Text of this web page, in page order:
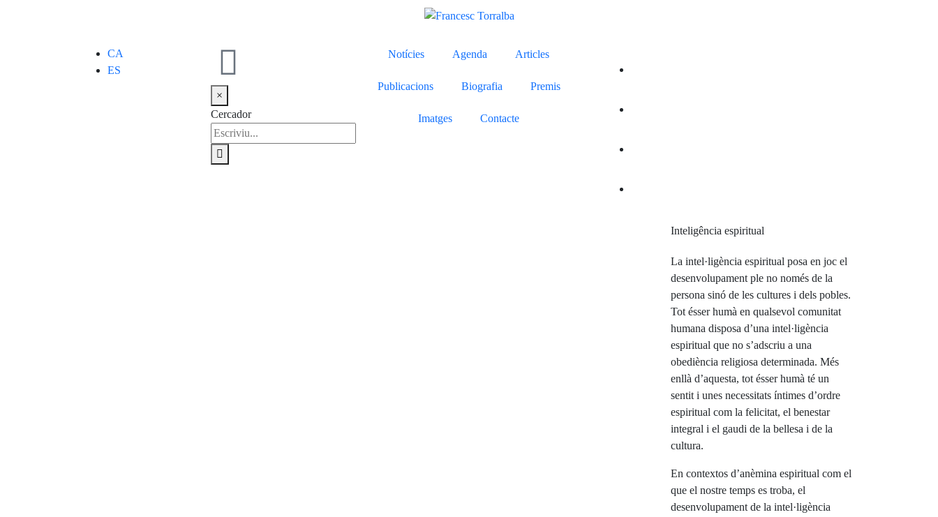
CA
ES
×
Cercador
Notícies Agenda Articles
Publicacions Biografia Premis
Imatges Contacte
Inteligência espiritual
La intel·ligència espiritual posa en joc el
desenvolupament ple no només de la
persona sinó de les cultures i dels pobles.
Tot ésser humà en qualsevol comunitat
humana disposa d’una intel·ligència
espiritual que no s’adscriu a una
obediència religiosa determinada. Més
enllà d’aquesta, tot ésser humà té un
sentit i unes necessitats íntimes d’ordre
espiritual com la felicitat, el benestar
integral i el gaudi de la bellesa i de la
cultura.
En contextos d’anèmina espiritual com el
que el nostre temps es troba, el
desenvolupament de la intel·ligència